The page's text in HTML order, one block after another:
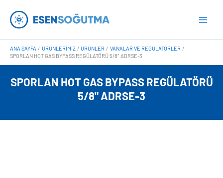
atla
ANA SAYFA ÜRÜNLERIMIZ ÜRÜNLER
VANALAR VE REGÜLATÖRLER
SPORLAN HOT GAS BYPASS REGÜLATÖRÜ 5/8″ ADRSE-3
SPORLAN HOT GAS BYPASS REGÜLATÖRÜ
5/8" ADRSE-3